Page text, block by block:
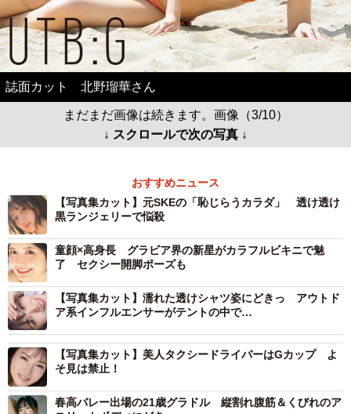
誌面カット 北野瑠華さん
まだまだ画像は続きます。画像（3/10）
↓ スクロールで次の写真 ↓
おすすめニュース
【写真集カット】元SKEの「恥じらうカラダ」 透け透け
黒ランジェリーで悩殺
童顔×高身長 グラビア界の新星がカラフルビキニで魅
了 セクシー開脚ポーズも
【写真集カット】濡れた透けシャツ姿にどきっ アウトド
ア系インフルエンサーがテントの中で…
【写真集カット】美人タクシードライバーはGカップ よ
そ見は禁止！
春高バレー出場の21歳グラドル 縦割れ腹筋＆くびれのア